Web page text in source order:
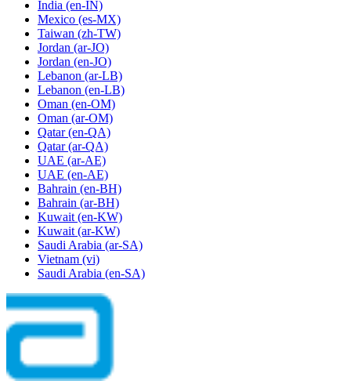
India (en-IN)
Mexico (es-MX)
Taiwan (zh-TW)
Jordan (ar-JO)
Jordan (en-JO)
Lebanon (ar-LB)
Lebanon (en-LB)
Oman (en-OM)
Oman (ar-OM)
Qatar (en-QA)
Qatar (ar-QA)
UAE (ar-AE)
UAE (en-AE)
Bahrain (en-BH)
Bahrain (ar-BH)
Kuwait (en-KW)
Kuwait (ar-KW)
Saudi Arabia (ar-SA)
Vietnam (vi)
Saudi Arabia (en-SA)